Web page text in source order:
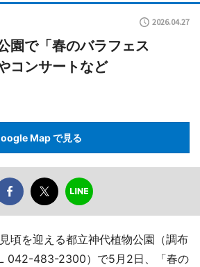
2026.04.27
園で「春のバラフェス
コンサートなど
Map で見る
頃を迎える都立神代植物公園（調布
042-483-2300）で5月2日、「春の